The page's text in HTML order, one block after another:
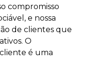
compromisso
e nossa
de clientes que
O
é uma